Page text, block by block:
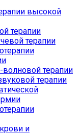
высокой
терапии
терапии
терапии
терапии
и